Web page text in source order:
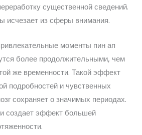
существенной сведений.
исчезает из сферы внимания.
моменты пин ап
более продолжительными, чем
же временности. Такой эффект
подробностей и чувственных
сохраняет о значимых периодах.
создает эффект большей